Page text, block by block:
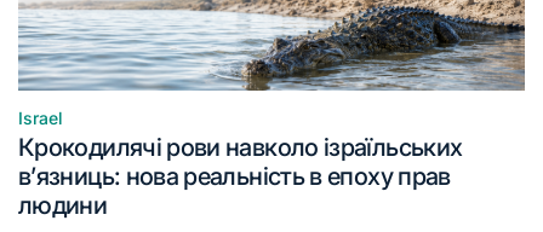
Israel
Крокодилячі рови навколо ізраїльських
в’язниць: нова реальність в епоху прав
людини